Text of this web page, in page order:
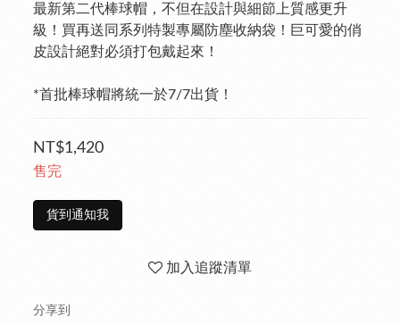
最新第二代棒球帽，不但在設計與細節上質感更升
級！買再送同系列特製專屬防塵收納袋！巨可愛的俏
皮設計絕對必須打包戴起來！
*首批棒球帽將統一於7/7出貨！
NT$1,420
售完
貨到通知我
加入追蹤清單
分享到